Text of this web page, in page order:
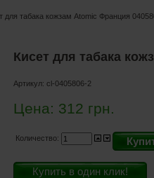
для табака кожзам Atomic Франция
Кисет для табака
Артикул:cl-0405806-2
Цена: 312 грн.
Количество:
Купить в один клик!